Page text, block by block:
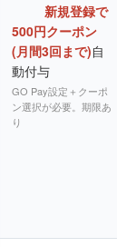
新規登録で
500円クーポン
(月間3回まで)自
動付与
GO Pay設定＋クーポ
ン選択が必要。期限あ
り